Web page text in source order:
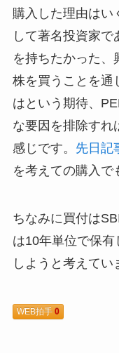
購入した理由はい
して著名投資家で
を持ちたかった、
株を買うことを通
はという期待、
な要因を排除すれ
感じです。 先日記
を考えての購入で
ちなみに買付は
は10年単位で保
しようと考えてい
WEB拍手 0